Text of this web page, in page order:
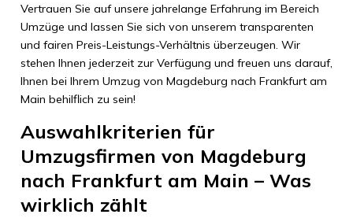
Vertrauen Sie auf unsere jahrelange Erfahrung im Bereich
Umzüge und lassen Sie sich von unserem transparenten
und fairen Preis-Leistungs-Verhältnis überzeugen. Wir
stehen Ihnen jederzeit zur Verfügung und freuen uns darauf,
Ihnen bei Ihrem Umzug von Magdeburg nach Frankfurt am
Main behilflich zu sein!
Auswahlkriterien für
Umzugsfirmen von Magdeburg
nach Frankfurt am Main – Was
wirklich zählt